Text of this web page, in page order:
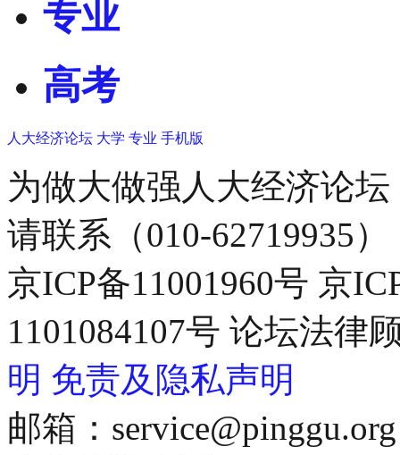
专业
高考
人大经济论坛 大学 专业 手机版
为做大做强人大经济论
请联系（010-62719935）
京ICP备11001960号 京
1101084107号 论坛法律
明 免责及隐私声明
邮箱：service@pinggu.org